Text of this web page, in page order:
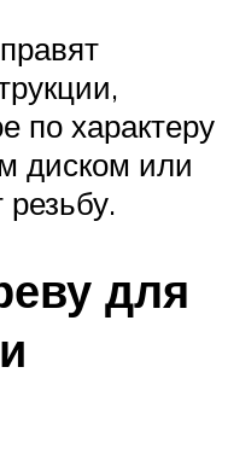
по характеру
диском или
для